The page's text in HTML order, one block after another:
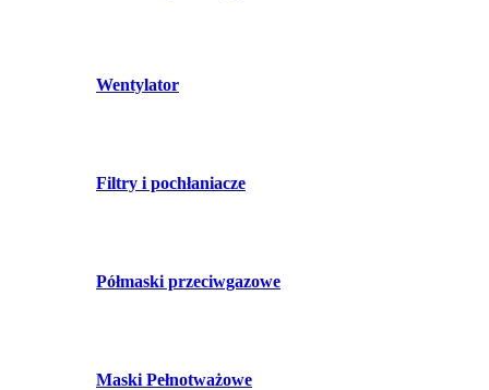
Wentylator
Filtry i pochłaniacze
Półmaski przeciwgazowe
Maski Pełnotważowe